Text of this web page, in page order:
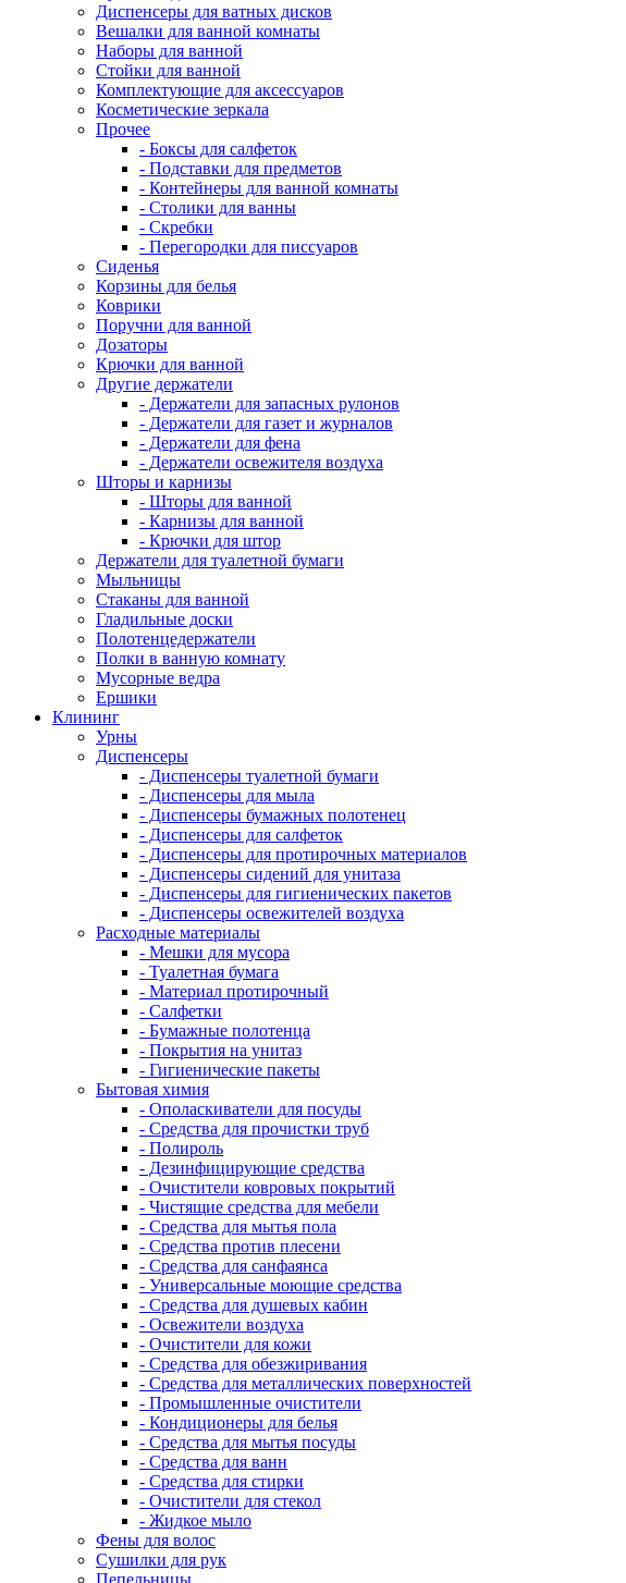
Диспенсеры для ватных дисков
Вешалки для ванной комнаты
Наборы для ванной
Стойки для ванной
Комплектующие для аксессуаров
Косметические зеркала
Прочее
- Боксы для салфеток
- Подставки для предметов
- Контейнеры для ванной комнаты
- Столики для ванны
- Скребки
- Перегородки для писсуаров
Сиденья
Корзины для белья
Коврики
Поручни для ванной
Дозаторы
Крючки для ванной
Другие держатели
- Держатели для запасных рулонов
- Держатели для газет и журналов
- Держатели для фена
- Держатели освежителя воздуха
Шторы и карнизы
- Шторы для ванной
- Карнизы для ванной
- Крючки для штор
Держатели для туалетной бумаги
Мыльницы
Стаканы для ванной
Гладильные доски
Полотенцедержатели
Полки в ванную комнату
Мусорные ведра
Ершики
Клининг
Урны
Диспенсеры
- Диспенсеры туалетной бумаги
- Диспенсеры для мыла
- Диспенсеры бумажных полотенец
- Диспенсеры для салфеток
- Диспенсеры для протирочных материалов
- Диспенсеры сидений для унитаза
- Диспенсеры для гигиенических пакетов
- Диспенсеры освежителей воздуха
Расходные материалы
- Мешки для мусора
- Туалетная бумага
- Материал протирочный
- Салфетки
- Бумажные полотенца
- Покрытия на унитаз
- Гигиенические пакеты
Бытовая химия
- Ополаскиватели для посуды
- Средства для прочистки труб
- Полироль
- Дезинфицирующие средства
- Очистители ковровых покрытий
- Чистящие средства для мебели
- Средства для мытья пола
- Средства против плесени
- Средства для санфаянса
- Универсальные моющие средства
- Средства для душевых кабин
- Освежители воздуха
- Очистители для кожи
- Средства для обезжиривания
- Средства для металлических поверхностей
- Промышленные очистители
- Кондиционеры для белья
- Средства для мытья посуды
- Средства для ванн
- Средства для стирки
- Очистители для стекол
- Жидкое мыло
Фены для волос
Сушилки для рук
Пепельницы